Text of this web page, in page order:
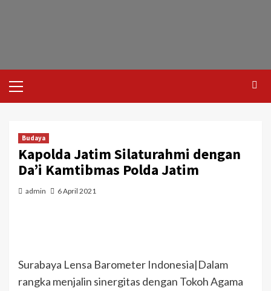
Budaya
Kapolda Jatim Silaturahmi dengan
Da’i Kamtibmas Polda Jatim
admin 6 April 2021
Surabaya Lensa Barometer Indonesia|Dalam
rangka menjalin sinergitas dengan Tokoh Agama